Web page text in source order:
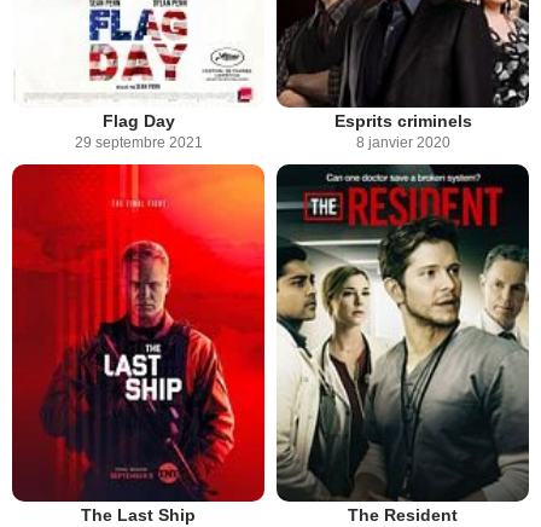
Flag Day
29 septembre 2021
Esprits criminels
8 janvier 2020
The Last Ship The Resident